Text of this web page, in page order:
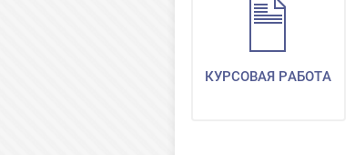
КУРСОВАЯ РАБОТА